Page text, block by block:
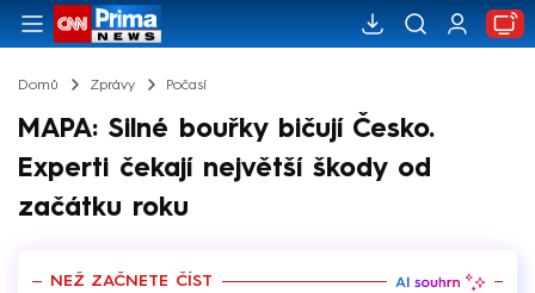
Domů Zprávy Počasí
MAPA: Silné bouřky bičují Česko.
Experti čekají největší škody od
začátku roku
NEŽ ZAČNETE ČÍST